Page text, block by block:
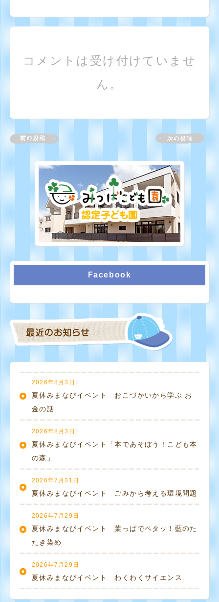
コメントは受け付けていませ
ん。
Facebook
2026年8月3日
夏休みまなびイベント おこづかいから学ぶ お
金の話
2026年8月3日
夏休みまなびイベント「本であそぼう！こども本
の森」
2026年7月31日
夏休みまなびイベント ごみから考える環境問題
2026年7月29日
夏休みまなびイベント 葉っぱでペタッ！藍のた
たき染め
2026年7月29日
夏休みまなびイベント わくわくサイエンス